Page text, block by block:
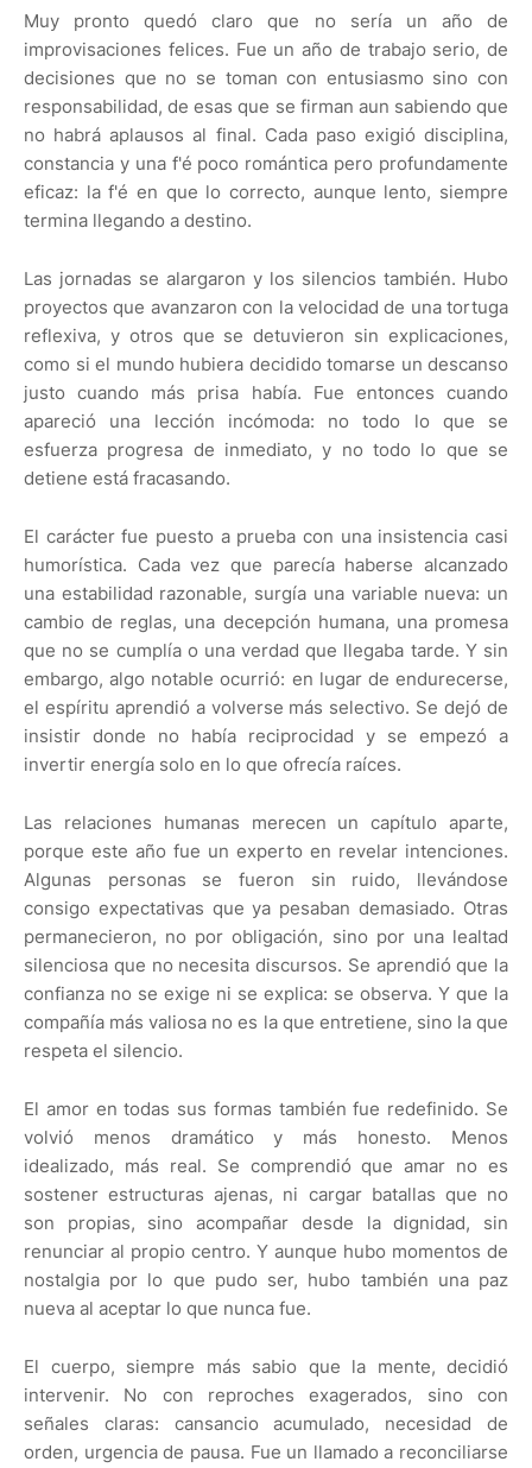
Muy pronto quedó claro que no sería un año de
improvisaciones felices. Fue un año de trabajo serio, de
decisiones que no se toman con entusiasmo sino con
responsabilidad, de esas que se firman aun sabiendo que
no habrá aplausos al final. Cada paso exigió disciplina,
constancia y una f'é poco romántica pero profundamente
eficaz: la f'é en que lo correcto, aunque lento, siempre
termina llegando a destino.
Las jornadas se alargaron y los silencios también. Hubo
proyectos que avanzaron con la velocidad de una tortuga
reflexiva, y otros que se detuvieron sin explicaciones,
como si el mundo hubiera decidido tomarse un descanso
justo cuando más prisa había. Fue entonces cuando
apareció una lección incómoda: no todo lo que se
esfuerza progresa de inmediato, y no todo lo que se
detiene está fracasando.
El carácter fue puesto a prueba con una insistencia casi
humorística. Cada vez que parecía haberse alcanzado
una estabilidad razonable, surgía una variable nueva: un
cambio de reglas, una decepción humana, una promesa
que no se cumplía o una verdad que llegaba tarde. Y sin
embargo, algo notable ocurrió: en lugar de endurecerse,
el espíritu aprendió a volverse más selectivo. Se dejó de
insistir donde no había reciprocidad y se empezó a
invertir energía solo en lo que ofrecía raíces.
Las relaciones humanas merecen un capítulo aparte,
porque este año fue un experto en revelar intenciones.
Algunas personas se fueron sin ruido, llevándose
consigo expectativas que ya pesaban demasiado. Otras
permanecieron, no por obligación, sino por una lealtad
silenciosa que no necesita discursos. Se aprendió que la
confianza no se exige ni se explica: se observa. Y que la
compañía más valiosa no es la que entretiene, sino la que
respeta el silencio.
El amor en todas sus formas también fue redefinido. Se
volvió menos dramático y más honesto. Menos
idealizado, más real. Se comprendió que amar no es
sostener estructuras ajenas, ni cargar batallas que no
son propias, sino acompañar desde la dignidad, sin
renunciar al propio centro. Y aunque hubo momentos de
nostalgia por lo que pudo ser, hubo también una paz
nueva al aceptar lo que nunca fue.
El cuerpo, siempre más sabio que la mente, decidió
intervenir. No con reproches exagerados, sino con
señales claras: cansancio acumulado, necesidad de
orden, urgencia de pausa. Fue un llamado a reconciliarse